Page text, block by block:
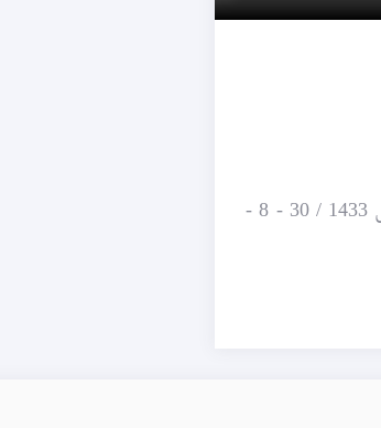
~ محاضرة للأخوات في حسينية الصدّيقة الكبرى عليها السلام في 12 شوال 1433 / 30 - 8 -